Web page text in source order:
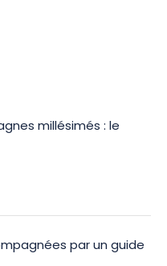
12 personnes, ce rendez-
familles ou les groupes
à mobilité réduite.
millésimés : le
par un guide